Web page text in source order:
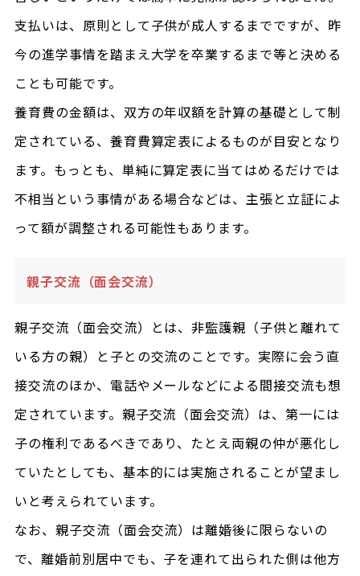
支払いは、原則として子供が成人するまでですが、昨
今の進学事情を踏まえ大学を卒業するまで等と決める
ことも可能です。
養育費の金額は、双方の年収額を計算の基礎として制
定されている、養育費算定表によるものが目安となり
ます。もっとも、単純に算定表に当てはめるだけでは
不相当という事情がある場合などは、主張と立証によ
って額が調整される可能性もあります。
親子交流（面会交流）
親子交流（面会交流）とは、非監護親（子供と離れて
いる方の親）と子との交流のことです。実際に会う直
接交流のほか、電話やメールなどによる間接交流も想
定されています。親子交流（面会交流）は、第一には
子の権利であるべきであり、たとえ両親の仲が悪化し
ていたとしても、基本的には実施されることが望まし
いと考えられています。
なお、親子交流（面会交流）は離婚後に限らないの
で、離婚前別居中でも、子を連れて出られた側は他方